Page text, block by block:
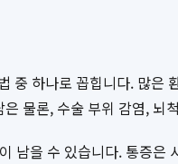
하나로 꼽힙니다. 많은
물론, 수술 부위 감염,
을 수 있습니다. 통증